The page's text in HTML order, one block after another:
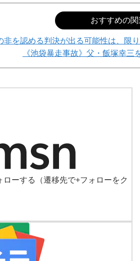
おすすめの
非を認める判決が出る可能性は、限
《池袋暴走事故》父・飯塚幸三
ローする
（遷移先で+フォローをク